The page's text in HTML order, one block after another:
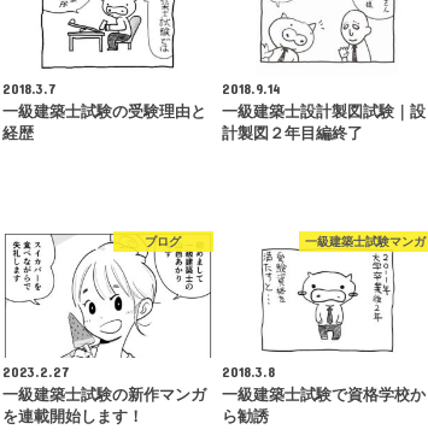
2018.3.7
一級建築士試験の受験理由と
経歴
2018.9.14
一級建築士設計製図試験｜設
計製図２年目編終了
ブログ
2023.2.27
一級建築士試験の新作マンガ
を連載開始します！
一級建築士試験マンガ
2018.3.8
一級建築士試験で資格学校か
ら勧誘